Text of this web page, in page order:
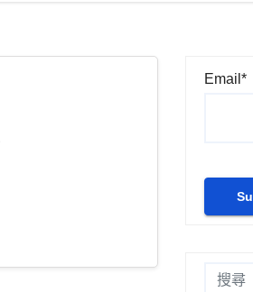
Email*